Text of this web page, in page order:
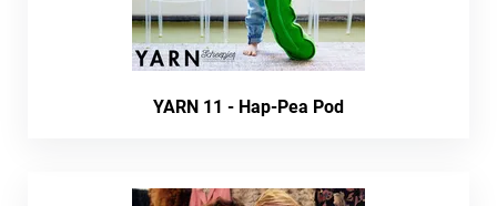
YARN 11 - Hap-Pea Pod